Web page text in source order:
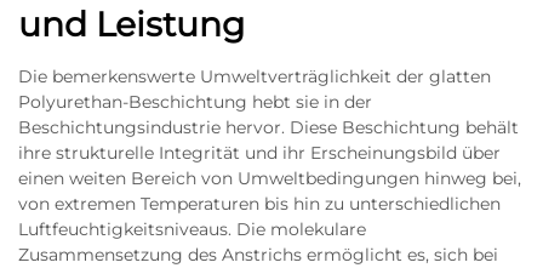
und Leistung
Die bemerkenswerte Umweltverträglichkeit der glatten
Polyurethan-Beschichtung hebt sie in der
Beschichtungsindustrie hervor. Diese Beschichtung behält
ihre strukturelle Integrität und ihr Erscheinungsbild über
einen weiten Bereich von Umweltbedingungen hinweg bei,
von extremen Temperaturen bis hin zu unterschiedlichen
Luftfeuchtigkeitsniveaus. Die molekulare
Zusammensetzung des Anstrichs ermöglicht es, sich bei